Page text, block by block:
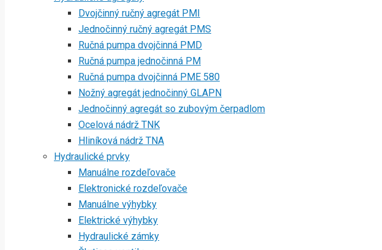
Dvojčinný ručný agregát PMI
Jednočinný ručný agregát PMS
Ručná pumpa dvojčinná PMD
Ručná pumpa jednočinná PM
Ručná pumpa dvojčinná PME 580
Nožný agregát jednočinný GLAPN
Jednočinný agregát so zubovým čerpadlom
Ocelová nádrž TNK
Hliníková nádrž TNA
Hydraulické prvky
Manuálne rozdeľovače
Elektronické rozdeľovače
Manuálne výhybky
Elektrické výhybky
Hydraulické zámky